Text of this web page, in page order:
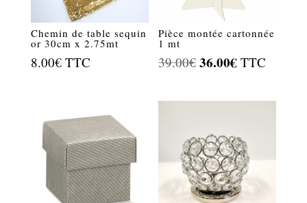
Chemin de table sequin
or 30cm x 2.75mt
8.00€ TTC
Pièce montée cartonnée
1 mt
39.00€ Le
initial
39.00€.
36.00€ Le
actuel
36.00€.
TTC